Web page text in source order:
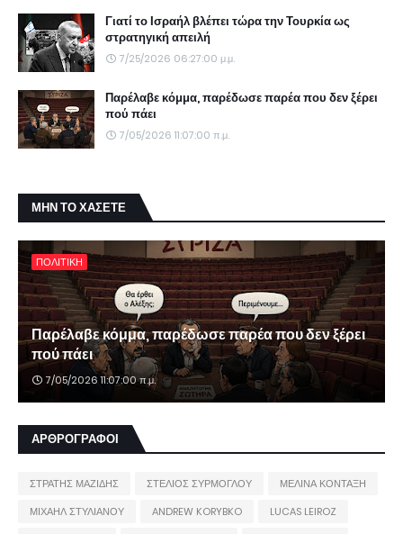
Γιατί το Ισραήλ βλέπει τώρα την Τουρκία ως
στρατηγική απειλή
7/25/2026 06:27:00 μ.μ.
Παρέλαβε κόμμα, παρέδωσε παρέα που δεν ξέρει
πού πάει
7/05/2026 11:07:00 π.μ.
ΜΗΝ ΤΟ ΧΑΣΕΤΕ
ΠΟΛΙΤΙΚΗ
Παρέλαβε κόμμα, παρέδωσε παρέα που δεν ξέρει
πού πάει
7/05/2026 11:07:00 π.μ.
ΑΡΘΡΟΓΡΑΦΟΙ
ΣΤΡΑΤΗΣ ΜΑΖΙΔΗΣ ΣΤΕΛΙΟΣ ΣΥΡΜΟΓΛΟΥ
ΜΕΛΙΝΑ ΚΟΝΤΑΞΗ
ΜΙΧΑΗΛ ΣΤΥΛΙΑΝΟΥ
ANDREW KORYBKO
LUCAS LEIROZ